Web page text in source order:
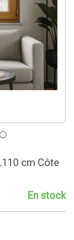
cm Côte
En stock